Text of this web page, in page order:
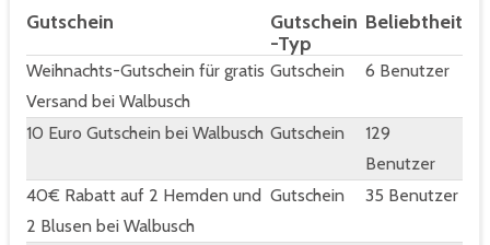
Gutschein
Gutschein
-Typ
Beliebtheit
Weihnachts-Gutschein für gratis
Versand bei Walbusch
Gutschein 6 Benutzer
10 Euro Gutschein bei Walbusch Gutschein
129
Benutzer
40€ Rabatt auf 2 Hemden und
2 Blusen bei Walbusch
Gutschein 35 Benutzer